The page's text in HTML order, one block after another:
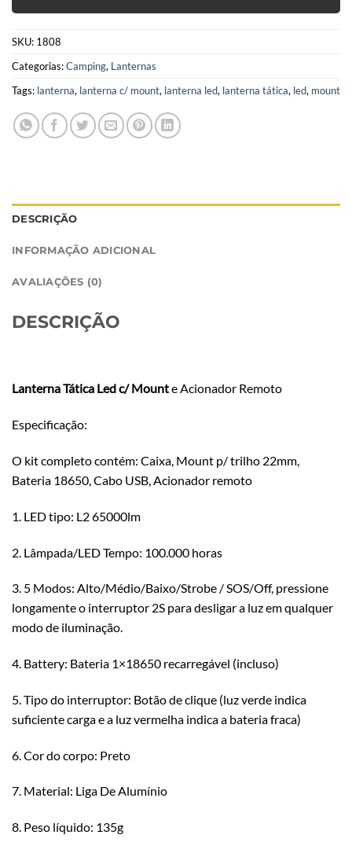
SKU: 1808
Categorias:Camping, Lanternas
Tags: lanterna, lanterna c/ mount, lanterna led, lanterna tática, led, mount
DESCRIÇÃO
INFORMAÇÃO ADICIONAL
AVALIAÇÕES (0)
DESCRIÇÃO
Lanterna Tática Led c/ Mounte Acionador Remoto
Especificação:
O kit completo contém: Caixa, Mount p/ trilho 22mm,
Bateria 18650, Cabo USB, Acionador remoto
1. LED tipo: L2 65000lm
2. Lâmpada/LED Tempo: 100.000 horas
3. 5 Modos: Alto/Médio/Baixo/Strobe / SOS/Off, pressione
longamente o interruptor 2S para desligar a luz em qualquer
modo de iluminação.
4. Battery: Bateria 1×18650 recarregável (incluso)
5. Tipo do interruptor: Botão de clique (luz verde indica
suficiente carga e a luz vermelha indica a bateria fraca)
6. Cor do corpo: Preto
7. Material: Liga De Alumínio
8. Peso líquido: 135g